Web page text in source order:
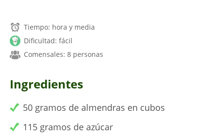
Tiempo: hora y media
Dificultad: fácil
Comensales: 8 personas
Ingredientes
50 gramos de almendras en cubos
115 gramos de azúcar